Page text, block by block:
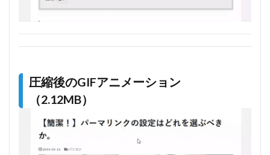
圧縮後のGIFアニメーション
（2.12MB）